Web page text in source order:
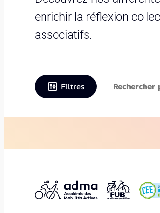
enrichir la réflexion
associatifs.
Filtres